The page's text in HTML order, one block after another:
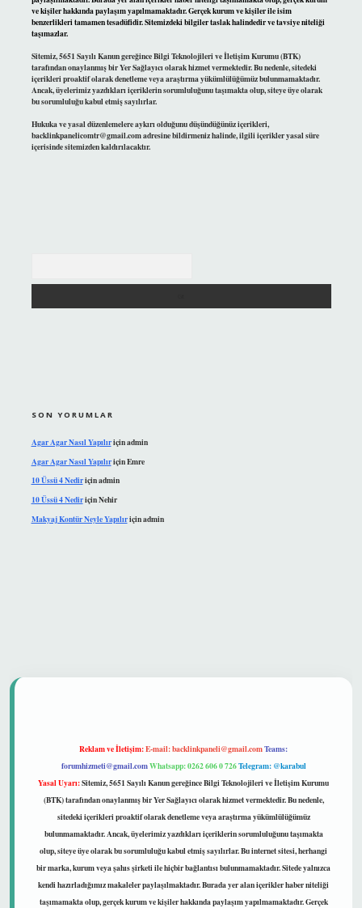
ve kişiler hakkında paylaşım yapılmamaktadır. Gerçek kurum ve kişiler ile isim
benzerlikleri tamamen tesadüfidir. Sitemizdeki bilgiler taslak halindedir ve tavsiye niteliği
taşımazlar.
Sitemiz, 5651 Sayılı Kanun gereğince Bilgi Teknolojileri ve İletişim Kurumu (BTK)
tarafından onaylanmış bir Yer Sağlayıcı olarak hizmet vermektedir. Bu nedenle, sitedeki
içerikleri proaktif olarak denetleme veya araştırma yükümlülüğümüz bulunmamaktadır.
Ancak, üyelerimiz yazdıkları içeriklerin sorumluluğunu taşımakta olup, siteye üye olarak
bu sorumluluğu kabul etmiş sayılırlar.
Hukuka ve yasal düzenlemelere aykırı olduğunu düşündüğünüz içerikleri,
backlinkpanelicomtr@gmail.comadresine bildirmeniz halinde, ilgili içerikler yasal süre
içerisinde sitemizden kaldırılacaktır.
SON YORUMLAR
Agar Agar Nasıl Yapılıriçinadmin
Agar Agar Nasıl YapılıriçinEmre
10 Üssü 4 Nediriçinadmin
10 Üssü 4 NediriçinNehir
Makyaj Kontür Neyle Yapılıriçinadmin
Reklam ve İletişim:E-mail:backlinkpaneli@gmail.comTeams:
forumhizmeti@gmail.comWhatsapp: 0262 606 0 726Telegram: @karabul
Yasal Uyarı:Sitemiz, 5651 Sayılı Kanun gereğince Bilgi Teknolojileri ve İletişim Kurumu
(BTK) tarafından onaylanmış bir Yer Sağlayıcı olarak hizmet vermektedir. Bu nedenle,
sitedeki içerikleri proaktif olarak denetleme veya araştırma yükümlülüğümüz
bulunmamaktadır. Ancak, üyelerimiz yazdıkları içeriklerin sorumluluğunu taşımakta
olup, siteye üye olarak bu sorumluluğu kabul etmiş sayılırlar. Bu internet sitesi, herhangi
bir marka, kurum veya şahıs şirketi ile hiçbir bağlantısı bulunmamaktadır. Sitede yalnızca
kendi hazırladığımız makaleler paylaşılmaktadır. Burada yer alan içerikler haber niteliği
taşımamakta olup, gerçek kurum ve kişiler hakkında paylaşım yapılmamaktadır. Gerçek